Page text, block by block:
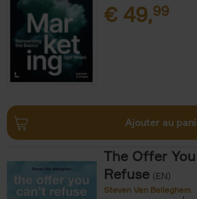
€ 49,99
Ajouter au
The Offer
Refuse (EN)
Steven Van Belleghem